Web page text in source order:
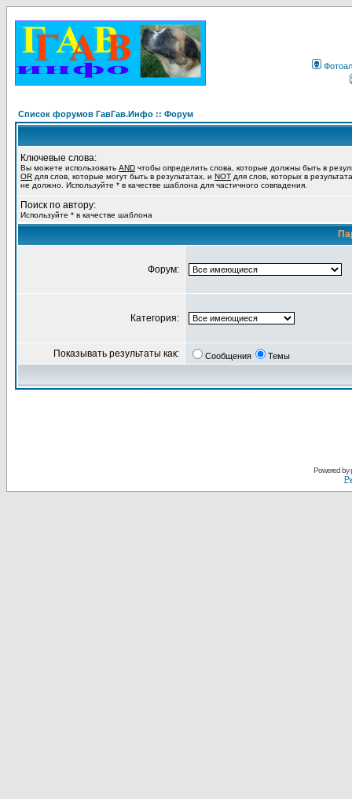
Список форумов ГавГав.Инфо :: Форум
Ключевые слова:
Вы можете использовать AND чтобы определить слова, которые должны быть в
OR для слов, которые могут быть в результатах, и NOT для слов, которых в
не должно. Используйте * в качестве шаблона для частичного совпадения.
Поиск по автору:
Используйте * в качестве шаблона
Форум:
Категория:
Показывать результаты как: Сообщения Темы
Powered by